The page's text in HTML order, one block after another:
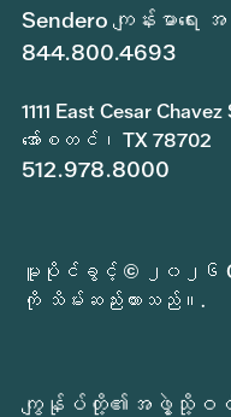
Sendero ကျန်းမာရေး
844.800.4693
1111 East Cesar Chavez
အော်စတင်၊ TX 78702
512.978.8000
မူပိုင်ခွင့် © ၂၀၂၆
ကို သိမ်းဆည်းထားသည်။.
ကျွန်ုပ်တို့၏အဖွဲ့သို့ဝင်ရ